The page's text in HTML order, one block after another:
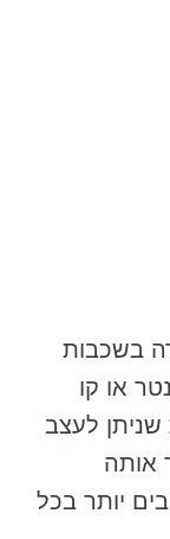
בשכבות
או קו
לעצב
אותה
יותר בכל